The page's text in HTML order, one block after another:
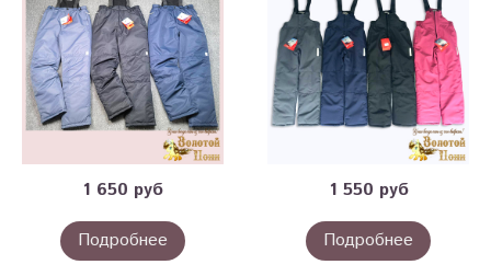
1 650 руб
Подробнее
1 550 руб
Подробнее